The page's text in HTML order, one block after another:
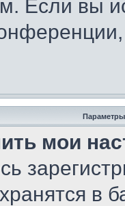
Если вы
Параметры
мои
в